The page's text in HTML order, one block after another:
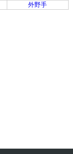
外野手